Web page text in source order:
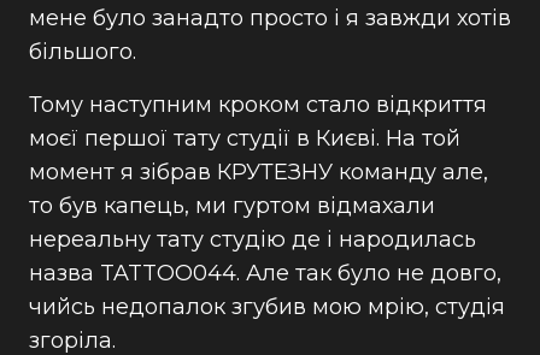
мене було занадто просто і я завжди хотів
більшого.
Тому наступним кроком стало відкриття
моєї першої тату студії в Києві. На той
момент я зібрав КРУТЕЗНУ команду але,
то був капець, ми гуртом відмахали
нереальну тату студію де і народилась
назва TATTOO044. Але так було не довго,
чийсь недопалок згубив мою мрію, студія
згоріла.